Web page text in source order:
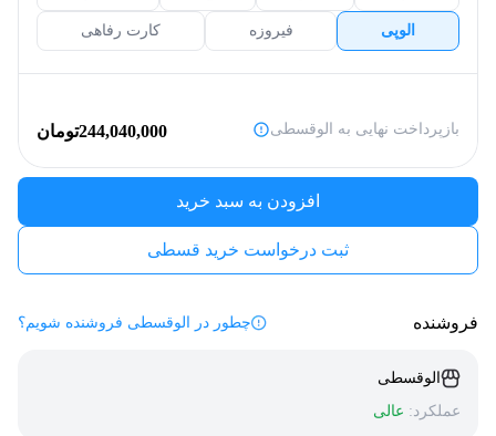
الوپی فیروزه کارت رفاهی
بازپرداخت نهایی به الوقسطی 244,040,000تومان
افزودن به سبد خرید
ثبت درخواست خرید قسطی
فروشنده چطور در الوقسطی فروشنده شویم؟
الوقسطی
عملکرد: عالی